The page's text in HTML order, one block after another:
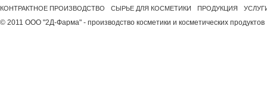
КОНТРАКТНОЕ ПРОИЗВОДСТВО СЫРЬЕ ДЛЯ КОСМЕТИКИ ПРОДУКЦИЯ
© 2011 ООО "2Д-Фарма" - производство косметики и косметических продуктов